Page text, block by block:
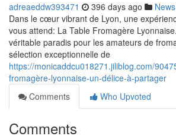
adreaeddw393471 396 days ago News
Dans le cœur vibrant de Lyon, une
vous attend: La Table Fromagère
véritable paradis pour les amateurs de
sélection exceptionnelle de
https://monicaddcu018271.jiliblog.com/
fromagère-lyonnaise-un-délice-à-partager
Comments
Who Upvoted
Comments